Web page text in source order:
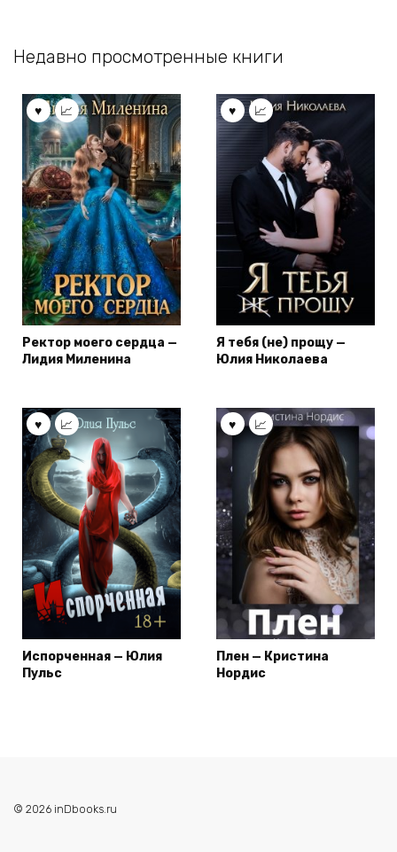
Недавно просмотренные книги
Ректор моего сердца —
Лидия Миленина
Я тебя (не) прощу —
Юлия Николаева
Испорченная — Юлия
Пульс
Плен — Кристина
Нордис
© 2026 inDbooks.ru